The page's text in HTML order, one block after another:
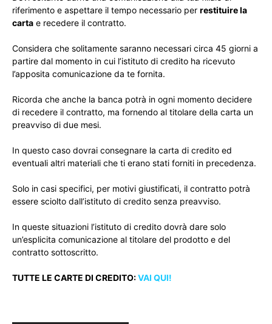
riferimento e aspettare il tempo necessario per restituire la
carta e recedere il contratto.
Considera che solitamente saranno necessari circa 45 giorni a
partire dal momento in cui l’istituto di credito ha ricevuto
l’apposita comunicazione da te fornita.
Ricorda che anche la banca potrà in ogni momento decidere
di recedere il contratto, ma fornendo al titolare della carta un
preavviso di due mesi.
In questo caso dovrai consegnare la carta di credito ed
eventuali altri materiali che ti erano stati forniti in precedenza.
Solo in casi specifici, per motivi giustificati, il contratto potrà
essere sciolto dall’istituto di credito senza preavviso.
In queste situazioni l’istituto di credito dovrà dare solo
un’esplicita comunicazione al titolare del prodotto e del
contratto sottoscritto.
TUTTE LE CARTE DI CREDITO:VAI QUI!